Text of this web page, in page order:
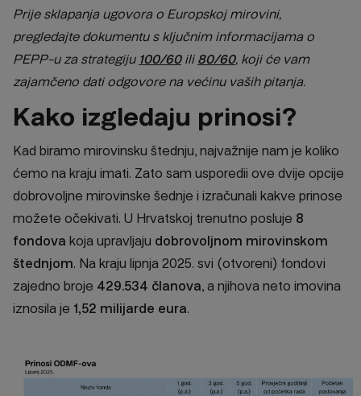
Prije sklapanja ugovora o Europskoj mirovini,
pregledajte dokumentu s ključnim informacijama o
PEPP-u za strategiju 100/60ili 80/60, koji će vam
zajamčeno dati odgovore na većinu vaših pitanja.
Kako izgledaju prinosi?
Kad biramo mirovinsku štednju, najvažnije nam je koliko
ćemo na kraju imati. Zato sam usporedii ove dvije opcije
dobrovoljne mirovinske šednje i izračunali kakve prinose
možete očekivati. U Hrvatskoj trenutno posluje 8
fondova koja upravljaju dobrovoljnom mirovinskom
štednjom. Na kraju lipnja 2025. svi (otvoreni) fondovi
zajedno broje 429.534 članova, a njihova neto imovina
iznosila je 1,52 milijarde eura.